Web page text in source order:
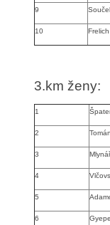
9
10
3.km ženy:
1
2
3
4
5
6